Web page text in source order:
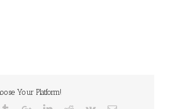
Your Platform!